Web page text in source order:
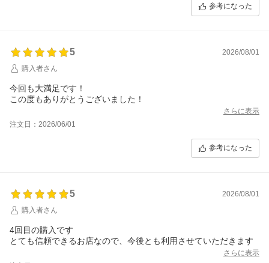
参考になった
5
2026/08/01
購入者さん
今回も大満足です！
この度もありがとうございました！
さらに表示
注文日：2026/06/01
参考になった
5
2026/08/01
購入者さん
4回目の購入です
とても信頼できるお店なので、今後とも利用させていただきます
さらに表示